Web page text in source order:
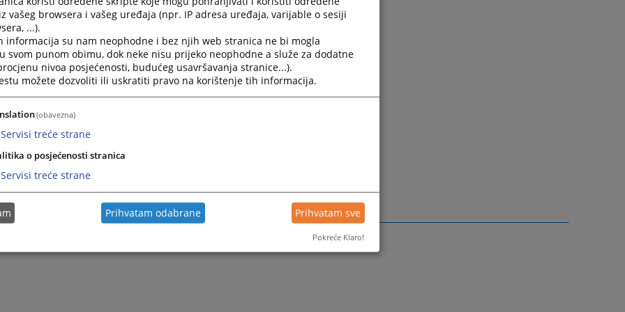
web
https://oksud-trebinje.pravosudje.ba/
e-mail
oksud-trebinje@pravosudje.ba
zaposlene u sudu:
ime.prezime@pravosudje.ba
npr. marko.maric@pravosudje.ba
za podršku svjedocima
tel
+387 59 491 413
e-mail
podrska-svjedocima.tb@pravosudje.ba
vašeg browsera i vašeg uređaja (npr. IP adresa uređaja, varijable o sesiji
...).
informacija su nam neophodne i bez njih web stranica ne bi mogla
svom punom obimu, dok neke nisu prijeko neophodne a služe za dodatne
nivoa posjećenosti, budućeg usavršavanja stranice...).
možete dozvoliti ili uskratiti pravo na korištenje tih informacija.
(obavezna)
Servisi treće strane
o posjećenosti stranica
Servisi treće strane
Prihvatam odabrane Prihvatam sve
Pokreće Klaro!